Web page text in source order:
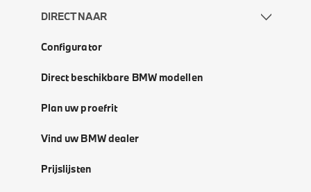
DIRECT NAAR
Configurator
Direct beschikbare BMW modellen
Plan uw proefrit
Vind uw BMW dealer
Prijslijsten